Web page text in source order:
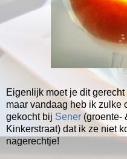
Eigenlijk moet je dit
maar vandaag heb ik zulke
gekocht bij Sener (groente-
Kinkerstraat) dat ik ze niet
nagerechtje!